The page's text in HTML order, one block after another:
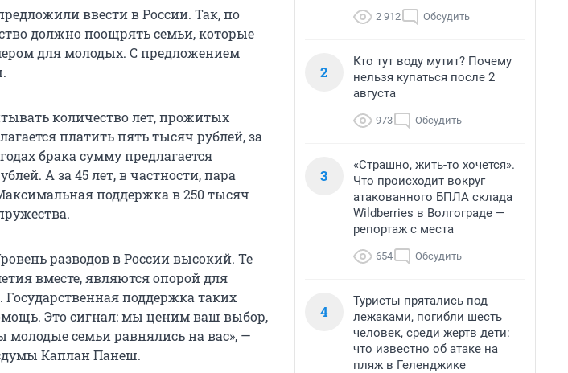
ввести в России. Так, по
должно поощрять семьи, которые
для молодых. С предложением
количество лет, прожитых
платить пять тысяч рублей, за
брака сумму предлагается
А за 45 лет, в частности, пара
поддержка в 250 тысяч
разводов в России высокий. Те
вместе, являются опорой для
поддержка таких
Это сигнал: мы ценим ваш выбор,
семьи равнялись на вас», —
Каплан Панеш.
2 912 Обсудить
2
Кто тут воду мутит? Почему
нельзя купаться после 2
августа
973 Обсудить
3
«Страшно, жить-то хочется».
Что происходит вокруг
атакованного БПЛА склада
Wildberries в Волгограде —
репортаж с места
654 Обсудить
4
Туристы прятались под
лежаками, погибли шесть
человек, среди жертв дети:
что известно об атаке на
пляж в Геленджике